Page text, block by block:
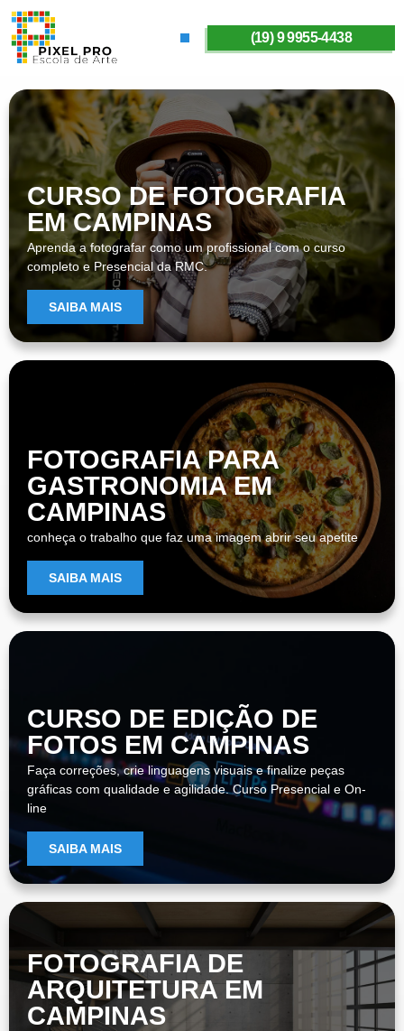
(19) 9 9955-4438
CURSO DE FOTOGRAFIA
EM CAMPINAS
Aprenda a fotografar como um profissional com o curso
completo e Presencial da RMC.
SAIBA MAIS
FOTOGRAFIA PARA
GASTRONOMIA EM
CAMPINAS
conheça o trabalho que faz uma imagem abrir seu apetite
SAIBA MAIS
CURSO DE EDIÇÃO DE
FOTOS EM CAMPINAS
Faça correções, crie linguagens visuais e finalize peças
gráficas com qualidade e agilidade. Curso Presencial e On-
line
SAIBA MAIS
FOTOGRAFIA DE
ARQUITETURA EM
CAMPINAS